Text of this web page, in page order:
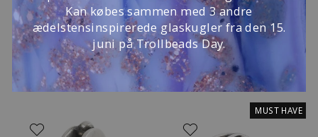
Kan købes sammen med 3 andre
ædelstensinspirerede glaskugler fra den 15.
juni på Trollbeads Day.
MUST HAVE